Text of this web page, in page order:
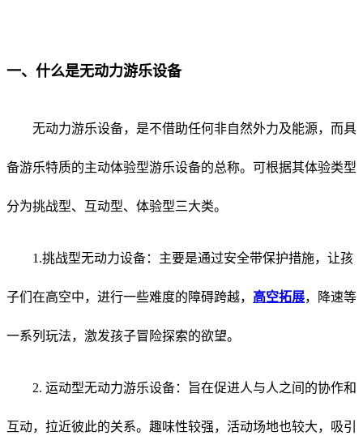
一、什么是无动力游乐设备
无动力游乐设备，是不借助任何非自然外力及能源，而具
备游乐特质的主动体验型游乐设备的总称。可根据其体验类型
分为挑战型、互动型、体验型三大类。
1.挑战型无动力设备：主要是通过安全带保护措施，让孩
子们在高空中，进行一些难度的障碍跨越， 高空拓展，降速等
一系列玩法，激发孩子冒险探索的欲望。
2. 运动型无动力游乐设备：旨在促进人与人之间的协作和
互动，拉近彼此的关系。趣味性较强，活动场地也较大，吸引